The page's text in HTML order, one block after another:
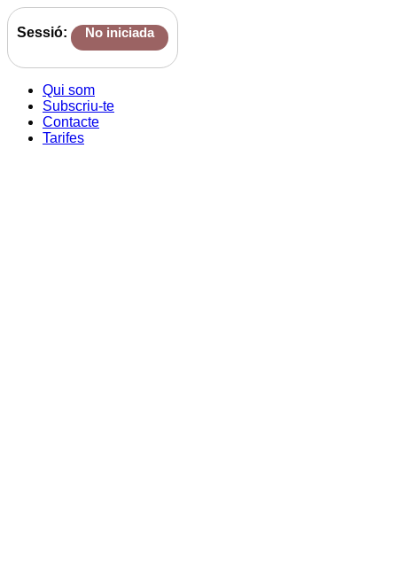
Sessió: No iniciada
Qui som
Subscriu-te
Contacte
Tarifes